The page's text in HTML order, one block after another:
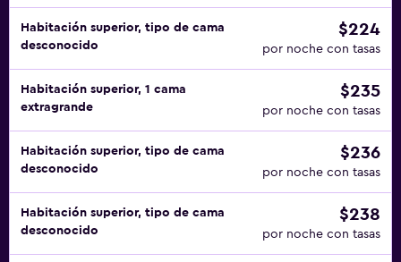
Habitación superior, tipo de cama
desconocido
$224
por noche con tasas
Habitación superior, 1 cama
extragrande
$235
por noche con tasas
Habitación superior, tipo de cama
desconocido
$236
por noche con tasas
Habitación superior, tipo de cama
desconocido
$238
por noche con tasas